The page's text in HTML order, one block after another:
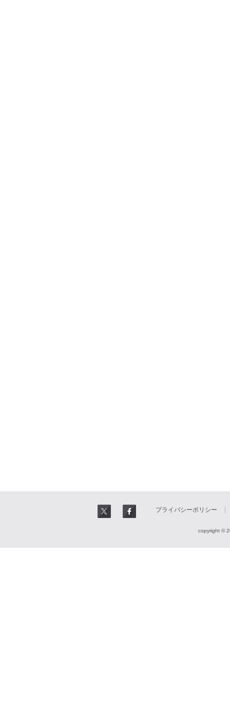
プライバシーポリシー
copyright ©